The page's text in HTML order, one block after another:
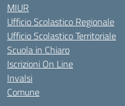
MIUR
Ufficio Scolastico Regionale
Ufficio Scolastico Territoriale
Scuola in Chiaro
Iscrizioni On Line
Invalsi
Comune